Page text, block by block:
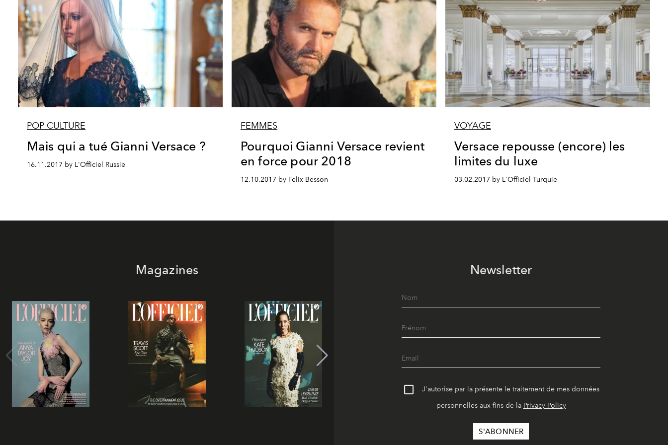
POP CULTURE
Mais qui a tué Gianni Versace ?
16.11.2017 by L'Officiel Russie
FEMMES
Pourquoi Gianni Versace revient
en force pour 2018
12.10.2017 by Felix Besson
VOYAGE
Versace repousse (encore) les
limites du luxe
03.02.2017 by L'Officiel Turquie
Magazines Newsletter
J'autorise par la présente le traitement de mes données
personnelles aux fins de la Privacy Policy